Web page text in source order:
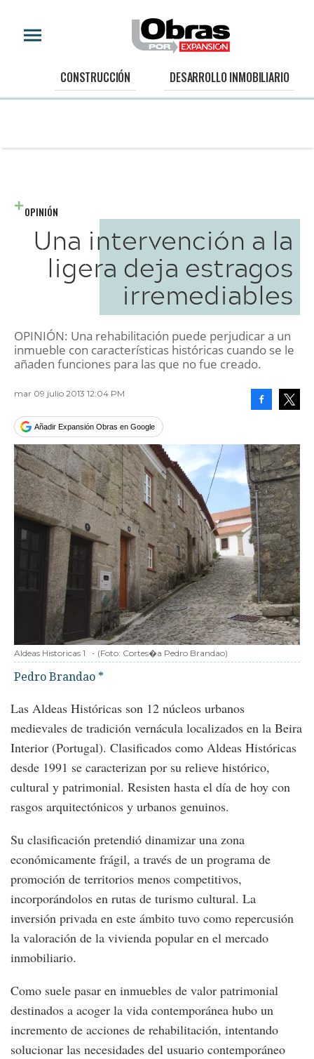
CONSTRUCCIÓN DESARROLLO INMOBILIARIO
OPINIÓN
Una intervención a la
ligera deja estragos
irremediables
OPINIÓN: Una rehabilitación puede perjudicar a un
inmueble con características históricas cuando se le
añaden funciones para las que no fue creado.
mar 09 julio 2013 12:04 PM
Añadir Expansión Obras en Google
Aldeas Historicas 1 - (Foto: Cortes�a Pedro Brandao)
Pedro Brandao *
Las Aldeas Históricas son 12 núcleos urbanos
medievales de tradición vernácula localizados en la Beira
Interior (Portugal). Clasificados como Aldeas Históricas
desde 1991 se caracterizan por su relieve histórico,
cultural y patrimonial. Resisten hasta el día de hoy con
rasgos arquitectónicos y urbanos genuinos.
Su clasificación pretendió dinamizar una zona
económicamente frágil, a través de un programa de
promoción de territorios menos competitivos,
incorporándolos en rutas de turismo cultural. La
inversión privada en este ámbito tuvo como repercusión
la valoración de la vivienda popular en el mercado
inmobiliario.
Como suele pasar en inmuebles de valor patrimonial
destinados a acoger la vida contemporánea hubo un
incremento de acciones de rehabilitación, intentando
solucionar las necesidades del usuario contemporáneo